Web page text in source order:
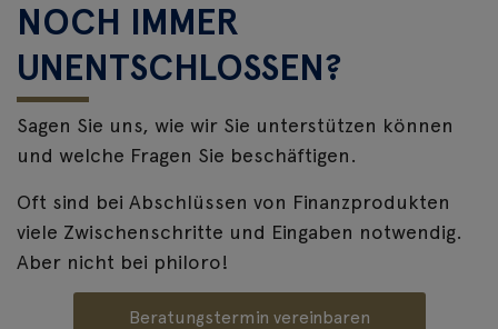
NOCH IMMER
UNENTSCHLOSSEN?
Sagen Sie uns, wie wir Sie unterstützen können
und welche Fragen Sie beschäftigen.
Oft sind bei Abschlüssen von Finanzprodukten
viele Zwischenschritte und Eingaben notwendig.
Aber nicht bei philoro!
Beratungstermin vereinbaren